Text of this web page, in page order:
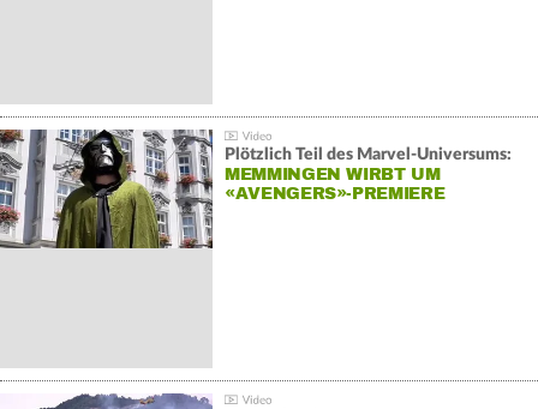
Plötzlich Teil des Marvel-Universums:
MEMMINGEN WIRBT UM
«AVENGERS»-PREMIERE